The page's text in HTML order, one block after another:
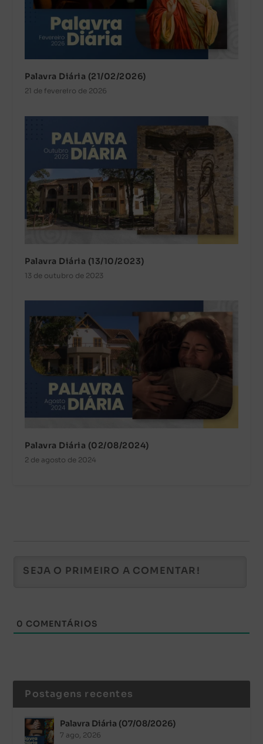
Palavra Diária (21/02/2026)
21 de fevereiro de 2026
Palavra Diária (13/10/2023)
13 de outubro de 2023
Palavra Diária (02/08/2024)
2 de agosto de 2024
0 COMENTÁRIOS
Postagens recentes
Palavra Diária (07/08/2026)
7 ago, 2026